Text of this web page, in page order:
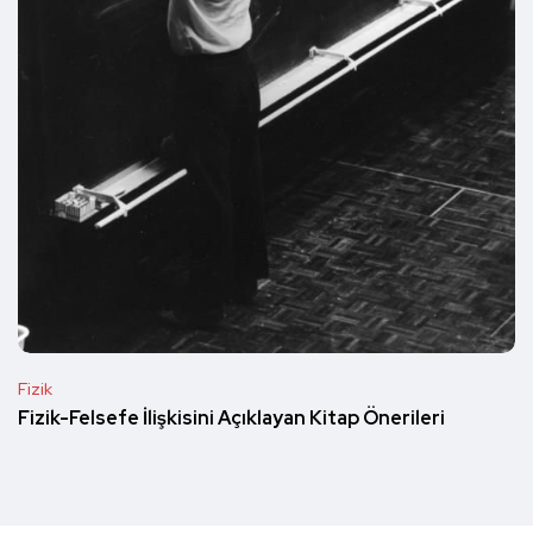
Fizik
Fizik-Felsefe İlişkisini Açıklayan Kitap Önerileri